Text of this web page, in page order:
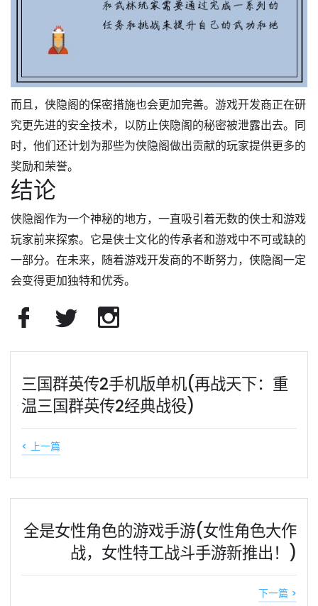
而且，侠隐阁的保密措施也会更加完善。游戏开发商正在研
究更先进的安全技术，以防止侠隐阁的秘密被泄露出去。同
时，他们还计划为那些为侠隐阁做出贡献的玩家提供更多的
奖励和荣誉。
结论
侠隐阁作为一个神秘的地方，一直吸引着无数的侠士和游戏
玩家前来探索。它是侠士文化的传承者和游戏中不可或缺的
一部分。在未来，随着游戏开发商的不断努力，侠隐阁一定
会变得更加独特和优秀。
三国群英传2手机版单机(再战天下：重
温三国群英传2经典战役)
< 上一篇
全是女性角色的游戏手游(女性角色大作
战，女性特工战斗手游新推出！)
下一篇 >